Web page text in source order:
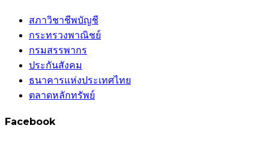
สภาวิชาชีพบัญชี
กระทรวงพาณิชย์
กรมสรรพากร
ประกันสังคม
ธนาคารแห่งประเทศไทย
ตลาดหลักทรัพย์
Facebook